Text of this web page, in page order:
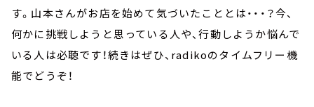
す。山本さんがお店を始めて気づいたこととは・・・？今、
何かに挑戦しようと思っている人や、行動しようか悩んで
いる人は必聴です！続きはぜひ、radikoのタイムフリー機
能でどうぞ！